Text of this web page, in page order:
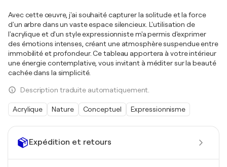
Expédition et retours
Avec cette œuvre, j'ai souhaité capturer la solitude et la force
d'un arbre dans un vaste espace silencieux. L'utilisation de
l'acrylique et d'un style expressionniste m'a permis d'exprimer
des émotions intenses, créant une atmosphère suspendue entre
immobilité et profondeur. Ce tableau apportera à votre intérieur
une énergie contemplative, vous invitant à méditer sur la beauté
cachée dans la simplicité.
Description traduite automatiquement.
Acrylique Nature Conceptuel Expressionnisme